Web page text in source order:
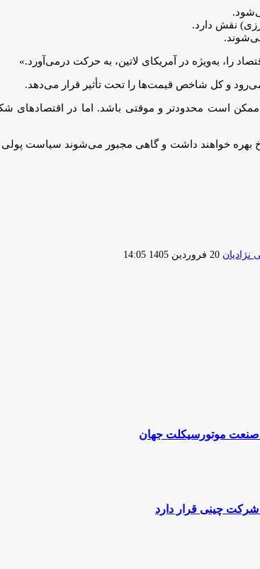
نقش دارد.
را، به‌ویژه در آمریکای لاتین، به حرکت درمی‌آورد.»
و کل شاخص قیمت‌ها را تحت تأثیر قرار می‌دهد.
ممکن است محدودتر و موقتی باشد. اما در اقتصادهای
بهره خواهند داشت و گاهی مجبور می‌شوند سیاست
ارسال
20 فروردین 1405 14:05
صنعت موتورسیکلت جهان